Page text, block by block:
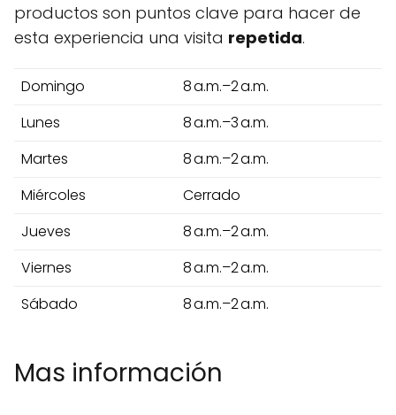
productos son puntos clave para hacer de
esta experiencia una visita repetida.
Domingo
8 a.m.–2 a.m.
Lunes
8 a.m.–3 a.m.
Martes
8 a.m.–2 a.m.
Miércoles
Cerrado
Jueves
8 a.m.–2 a.m.
Viernes
8 a.m.–2 a.m.
Sábado
8 a.m.–2 a.m.
Mas información